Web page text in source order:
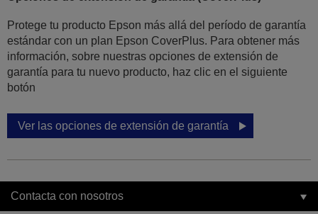
Protege tu producto Epson más allá del período de garantía
estándar con un plan Epson CoverPlus. Para obtener más
información, sobre nuestras opciones de extensión de
garantía para tu nuevo producto, haz clic en el siguiente
botón
Ver las opciones de extensión de garantía
Contacta con nosotros